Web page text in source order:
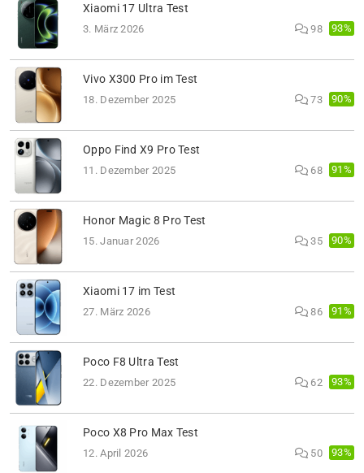
Xiaomi 17 Ultra Test
3. März 2026 98 93%
Vivo X300 Pro im Test
18. Dezember 2025 73 90%
Oppo Find X9 Pro Test
11. Dezember 2025 68 91%
Honor Magic 8 Pro Test
15. Januar 2026 35 90%
Xiaomi 17 im Test
27. März 2026 86 91%
Poco F8 Ultra Test
22. Dezember 2025 62 93%
Poco X8 Pro Max Test
12. April 2026 50 93%